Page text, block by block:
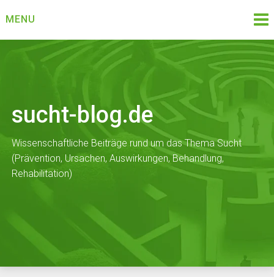
toMENU
sucht-blog.de
Wissenschaftliche Beiträge rund um das Thema Sucht
(Prävention, Ursachen, Auswirkungen, Behandlung,
Rehabilitation)